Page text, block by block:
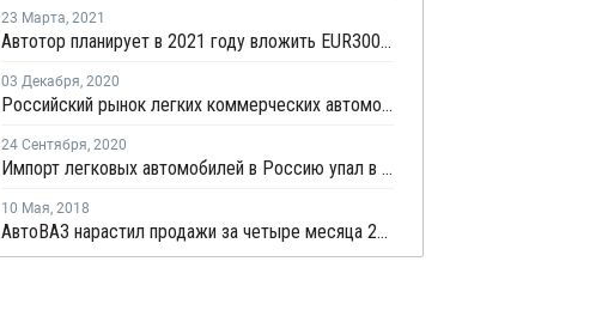
23 Марта, 2021
Автотор планирует в 2021 году вложить EUR300 млн в развитие производства
03 Декабря, 2020
Российский рынок легких коммерческих автомобилей в октябре занял шестое место в Европе
24 Сентября, 2020
Импорт легковых автомобилей в Россию упал в январе - июле более чем на треть
10 Мая, 2018
АвтоВАЗ нарастил продажи за четыре месяца 2018 года на четверть